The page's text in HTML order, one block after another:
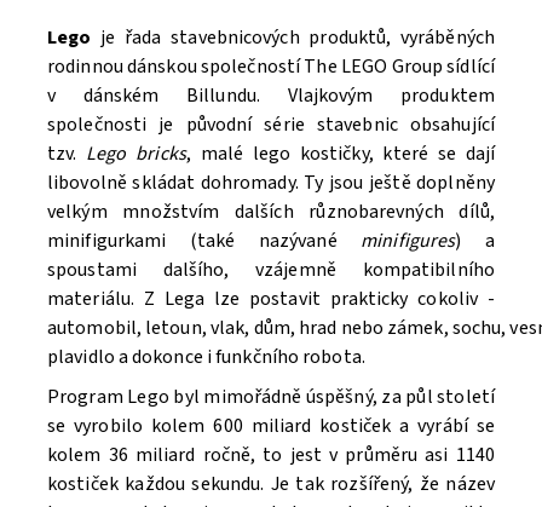
Souhlasím seZpracováním osobních údajů.
Lego je řada stavebnicových produktů, vyráběných
rodinnou dánskou společností The LEGO Group sídlící
v dánském Billundu. Vlajkovým produktem
společnosti je původní série stavebnic obsahující
tzv. Lego bricks, malé lego kostičky, které se dají
libovolně skládat dohromady. Ty jsou ještě doplněny
velkým množstvím dalších různobarevných dílů,
minifigurkami (také nazývané minifigures) a
spoustami dalšího, vzájemně kompatibilního
materiálu. Z Lega lze postavit prakticky cokoliv -
automobil, letoun, vlak, dům, hrad nebo zámek, sochu,
plavidlo a dokonce i funkčního robota.
Program Lego byl mimořádně úspěšný, za půl století
se vyrobilo kolem 600 miliard kostiček a vyrábí se
kolem 36 miliard ročně, to jest v průměru asi 1140
kostiček každou sekundu. Je tak rozšířený, že název